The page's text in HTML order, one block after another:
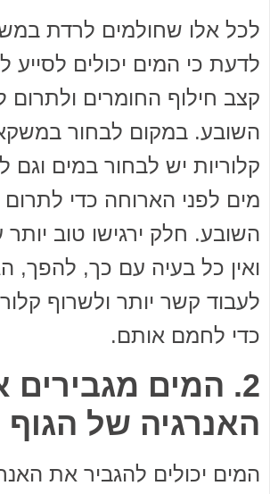
לכל אלו שחולמים לרדת
לדעת כי המים יכולים לסייע
קצב חילוף החומרים
השובע. במקום לבחור
קלוריות יש לבחור במים וגם
מים לפני הארוחה כדי
השובע. חלק ירגישו טוב
ואין כל בעיה עם כך, להפך,
לעבוד קשר יותר ולשרוף
כדי לחמם אותם.
2. המים מגבירים
האנרגיה של הגוף
המים יכולים להגביר את